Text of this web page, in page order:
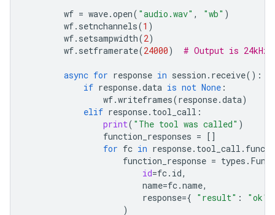
wf = wave.open( "audio.wav" , "wb" )
wf. setnchannels(1 )
wf. setsampwidth(2)
wf. setframerate(24000) # Output is 24kHz
async for response in session . receive():
if response.data is not None :
wf.writeframes(response.data)
elif response. tool_call :
print( "The tool was called" )
function_responses = []
for fc in response. tool_call .
function_response = types .
id=fc. id,
name=fc.name,
response={ "result" : "ok"
)